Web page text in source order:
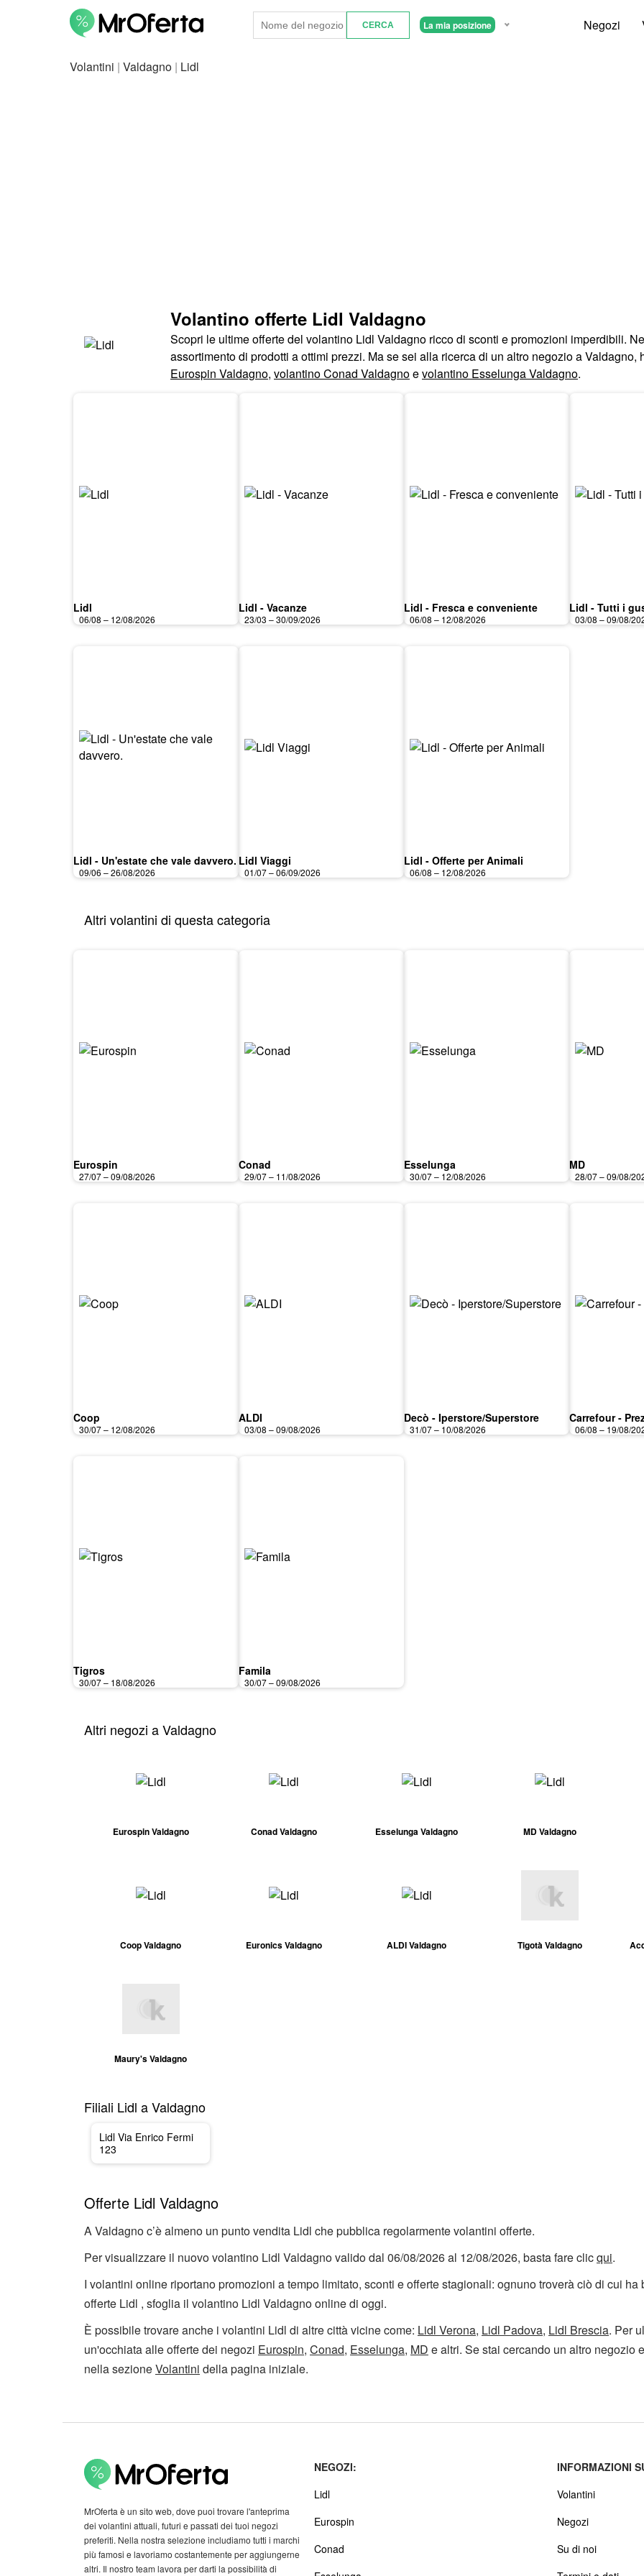
La mia posizione Negozi
Volantini | Valdagno | Lidl
Volantino offerte Lidl Valdagno
Scopri le ultime offerte del volantino Lidl Valdagno ricco di sconti e promozioni imperdibili.
assortimento di prodotti a ottimi prezzi. Ma se sei alla ricerca di un altro negozio a
Eurospin Valdagno, volantino Conad Valdagnoevolantino Esselunga Valdagno.
Lidl
06/08 – 12/08/2026
Lidl - Vacanze
23/03 – 30/09/2026
Lidl - Fresca e conveniente
06/08 – 12/08/2026
Lidl - Tutti i
03/08 – 09/08/
Lidl - Un'estate che vale davvero.
09/06 – 26/08/2026
Lidl Viaggi
01/07 – 06/09/2026
Lidl - Offerte per Animali
06/08 – 12/08/2026
Altri volantini di questa categoria
Eurospin
27/07 – 09/08/2026
Conad
29/07 – 11/08/2026
Esselunga
30/07 – 12/08/2026
MD
28/07 – 09/08/
Coop
30/07 – 12/08/2026
ALDI
03/08 – 09/08/2026
Decò - Iperstore/Superstore
31/07 – 10/08/2026
Carrefour -
06/08 – 19/08/
Tigros
30/07 – 18/08/2026
Famila
30/07 – 09/08/2026
Altri negozi a Valdagno
Eurospin Valdagno Conad Valdagno Esselunga Valdagno MD Valdagno
Coop Valdagno Euronics Valdagno ALDI Valdagno Tigotà Valdagno
Maury's Valdagno
Filiali Lidl a Valdagno
Lidl Via Enrico Fermi
123
Offerte Lidl Valdagno
A Valdagno c’è almeno un punto vendita Lidl che pubblica regolarmente volantini offerte.
Per visualizzare il nuovo volantino Lidl Valdagno valido dal 06/08/2026 al 12/08/2026, basta fare clicqui.
I volantini online riportano promozioni a tempo limitato, sconti e offerte stagionali: ognuno troverà ciò di cui
offerte Lidl , sfoglia il volantino Lidl Valdagno online di oggi.
È possibile trovare anche i volantini Lidl di altre città vicine come: Lidl Verona, Lidl Padova, Lidl Brescia. Per
un'occhiata alle offerte dei negozi Eurospin, Conad, Esselunga, MD e altri. Se stai cercando un altro negozio
nella sezioneVolantini della pagina iniziale.
MrOferta è un sito web, dove puoi trovare l'anteprima
dei volantini attuali, futuri e passati dei tuoi negozi
preferiti. Nella nostra selezione includiamo tutti i marchi
più famosi e lavoriamo costantemente per aggiungerne
altri. Il nostro team lavora per darti la possibilità di
NEGOZI:
Lidl
Eurospin
Conad
INFORMAZIONI
Volantini
Negozi
Su di noi